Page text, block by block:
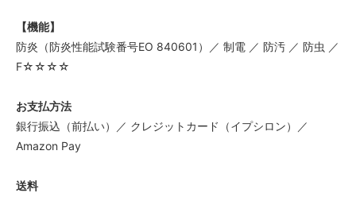
【機能】
防炎（防炎性能試験番号EO 840601）／ 制電 ／ 防汚 ／ 防虫 ／
F☆☆☆☆
お支払方法
銀行振込（前払い）／ クレジットカード（イプシロン）／
Amazon Pay
送料